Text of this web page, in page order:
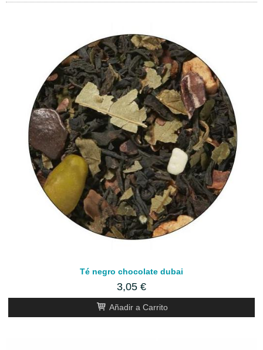
Té negro chocolate dubai
3,05 €
Añadir a Carrito